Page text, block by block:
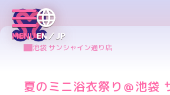
MENUEN／JP
池袋 サンシャイン通り店
夏のミニ浴衣祭り＠池袋